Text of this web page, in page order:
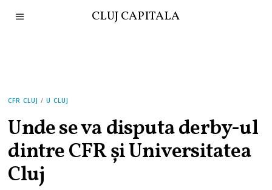
CLUJ CAPITALA
CFR CLUJ / U CLUJ
Unde se va disputa derby-ul
dintre CFR și Universitatea
Cluj